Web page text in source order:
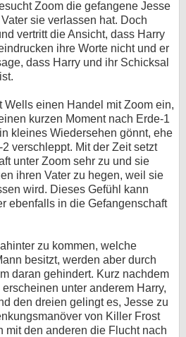
Zoom die gefangene Jesse
sie verlassen hat. Doch
vertritt die Ansicht, dass Harry
ihre Worte nicht und er
dass Harry und ihr Schicksal
Wells einen Handel mit Zoom ein,
kurzen Moment nach Erde-1
kleines Wiedersehen gönnt, ehe
verschleppt. Mit der Zeit setzt
unter Zoom sehr zu und sie
ihren Vater zu hegen, weil sie
wird. Dieses Gefühl kann
ebenfalls in die Gefangenschaft
zu kommen, welche
besitzt, werden aber durch
daran gehindert. Kurz nachdem
unter anderem Harry,
den dreien gelingt es, Jesse zu
von Killer Frost
mit den anderen die Flucht nach